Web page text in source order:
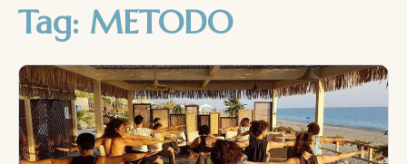
Tag: METODO